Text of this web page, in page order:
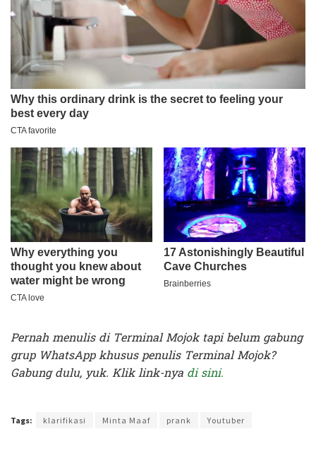
Pernah menulis di Terminal Mojok tapi belum gabung
grup WhatsApp khusus penulis Terminal Mojok?
Gabung dulu, yuk. Klik link-nya di sini.
Tags: klarifikasi Minta Maaf prank Youtuber